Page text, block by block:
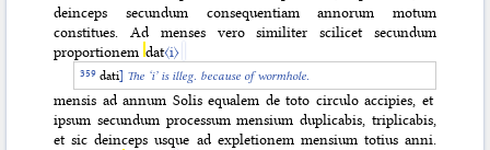
deinceps secundum consequentiam annorum motum
constitues. Ad menses vero similiter scilicet secundum
proportionem dat〈i〉
dati] The ‘i’ is illeg. because of wormhole.
mensis ad annum Solis equalem de toto circulo accipies, et
ipsum secundum processum mensium duplicabis, triplicabis,
et sic deinceps usque ad expletionem mensium totius anni.